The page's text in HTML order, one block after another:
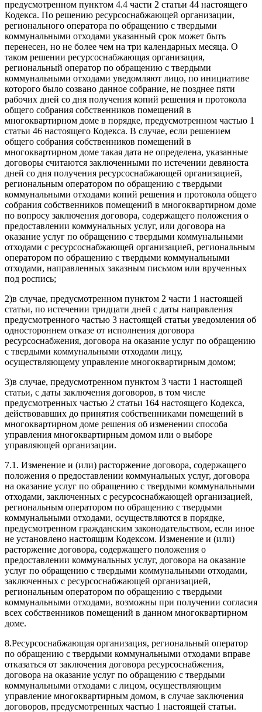
предусмотренном пунктом 4.4 части 2 статьи 44 настоящего
Кодекса. По решению ресурсоснабжающей организации,
регионального оператора по обращению с твердыми
коммунальными отходами указанный срок может быть
перенесен, но не более чем на три календарных месяца. О
таком решении ресурсоснабжающая организация,
региональный оператор по обращению с твердыми
коммунальными отходами уведомляют лицо, по инициативе
которого было созвано данное собрание, не позднее пяти
рабочих дней со дня получения копий решения и протокола
общего собрания собственников помещений в
многоквартирном доме в порядке, предусмотренном частью 1
статьи 46 настоящего Кодекса. В случае, если решением
общего собрания собственников помещений в
многоквартирном доме такая дата не определена, указанные
договоры считаются заключенными по истечении девяноста
дней со дня получения ресурсоснабжающей организацией,
региональным оператором по обращению с твердыми
коммунальными отходами копий решения и протокола общего
собрания собственников помещений в многоквартирном доме
по вопросу заключения договора, содержащего положения о
предоставлении коммунальных услуг, или договора на
оказание услуг по обращению с твердыми коммунальными
отходами с ресурсоснабжающей организацией, региональным
оператором по обращению с твердыми коммунальными
отходами, направленных заказным письмом или врученных
под роспись;
2)в случае, предусмотренном пунктом 2 части 1 настоящей
статьи, по истечении тридцати дней с даты направления
предусмотренного частью 3 настоящей статьи уведомления об
одностороннем отказе от исполнения договора
ресурсоснабжения, договора на оказание услуг по обращению
с твердыми коммунальными отходами лицу,
осуществляющему управление многоквартирным домом;
3)в случае, предусмотренном пунктом 3 части 1 настоящей
статьи, с даты заключения договоров, в том числе
предусмотренных частью 2 статьи 164 настоящего Кодекса,
действовавших до принятия собственниками помещений в
многоквартирном доме решения об изменении способа
управления многоквартирным домом или о выборе
управляющей организации.
7.1. Изменение и (или) расторжение договора, содержащего
положения о предоставлении коммунальных услуг, договора
на оказание услуг по обращению с твердыми коммунальными
отходами, заключенных с ресурсоснабжающей организацией,
региональным оператором по обращению с твердыми
коммунальными отходами, осуществляются в порядке,
предусмотренном гражданским законодательством, если иное
не установлено настоящим Кодексом. Изменение и (или)
расторжение договора, содержащего положения о
предоставлении коммунальных услуг, договора на оказание
услуг по обращению с твердыми коммунальными отходами,
заключенных с ресурсоснабжающей организацией,
региональным оператором по обращению с твердыми
коммунальными отходами, возможны при получении согласия
всех собственников помещений в данном многоквартирном
доме.
8.Ресурсоснабжающая организация, региональный оператор
по обращению с твердыми коммунальными отходами вправе
отказаться от заключения договора ресурсоснабжения,
договора на оказание услуг по обращению с твердыми
коммунальными отходами с лицом, осуществляющим
управление многоквартирным домом, в случае заключения
договоров, предусмотренных частью 1 настоящей статьи.